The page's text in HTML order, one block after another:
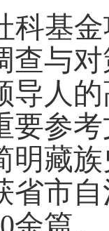
科基
查与
导人
要参
明藏
省市